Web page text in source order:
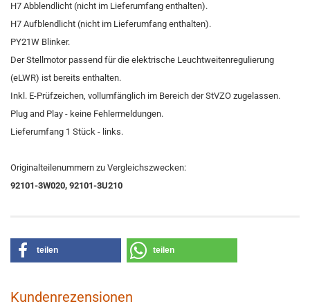
H7 Abblendlicht (nicht im Lieferumfang enthalten).
H7 Aufblendlicht (nicht im Lieferumfang enthalten).
PY21W Blinker.
Der Stellmotor passend für die elektrische Leuchtweitenregulierung
(eLWR) ist bereits enthalten.
Inkl. E-Prüfzeichen, vollumfänglich im Bereich der StVZO zugelassen.
Plug and Play - keine Fehlermeldungen.
Lieferumfang 1 Stück - links.
Originalteilenummern zu Vergleichszwecken:
92101-3W020, 92101-3U210
teilen teilen
Kundenrezensionen